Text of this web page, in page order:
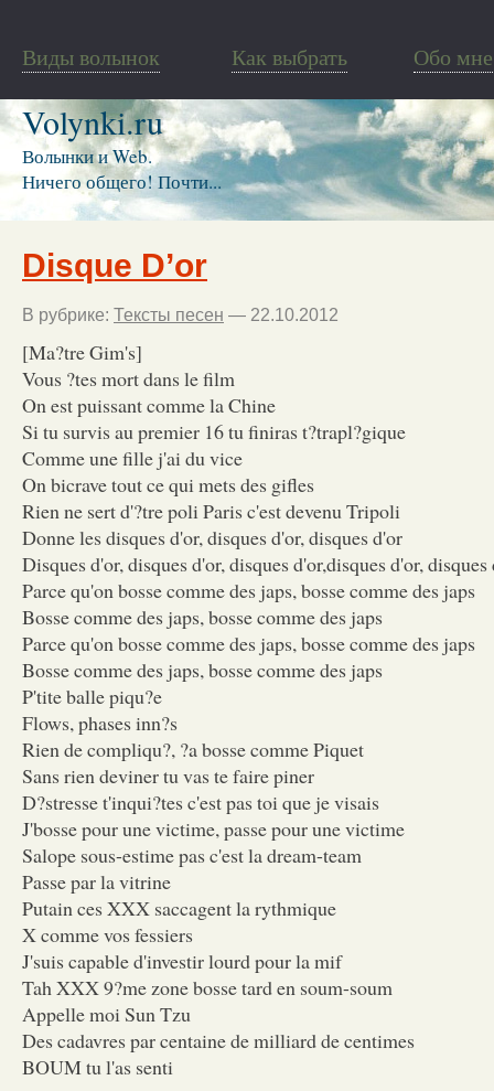
Виды волынок Как выбрать Обо мне
Volynki.ru
Волынки и Web.
Ничего общего! Почти...
Disque D’or
В рубрике: Тексты песен — 22.10.2012
[Ma?tre Gim's]
Vous ?tes mort dans le film
On est puissant comme la Chine
Si tu survis au premier 16 tu finiras t?trapl?gique
Comme une fille j'ai du vice
On bicrave tout ce qui mets des gifles
Rien ne sert d'?tre poli Paris c'est devenu Tripoli
Donne les disques d'or, disques d'or, disques d'or
Disques d'or, disques d'or, disques d'or,disques d'or, disques
Parce qu'on bosse comme des japs, bosse comme des japs
Bosse comme des japs, bosse comme des japs
Parce qu'on bosse comme des japs, bosse comme des japs
Bosse comme des japs, bosse comme des japs
P'tite balle piqu?e
Flows, phases inn?s
Rien de compliqu?, ?a bosse comme Piquet
Sans rien deviner tu vas te faire piner
D?stresse t'inqui?tes c'est pas toi que je visais
J'bosse pour une victime, passe pour une victime
Salope sous-estime pas c'est la dream-team
Passe par la vitrine
Putain ces XXX saccagent la rythmique
X comme vos fessiers
J'suis capable d'investir lourd pour la mif
Tah XXX 9?me zone bosse tard en soum-soum
Appelle moi Sun Tzu
Des cadavres par centaine de milliard de centimes
BOUM tu l'as senti